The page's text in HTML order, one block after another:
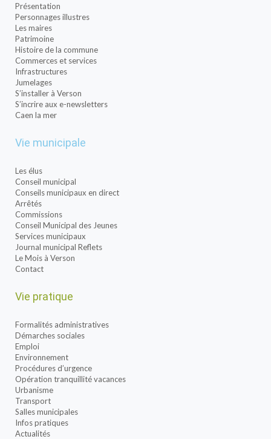
Présentation
Personnages illustres
Les maires
Patrimoine
Histoire de la commune
Commerces et services
Infrastructures
Jumelages
S’installer à Verson
S’incrire aux e-newsletters
Caen la mer
Vie municipale
Les élus
Conseil municipal
Conseils municipaux en direct
Arrêtés
Commissions
Conseil Municipal des Jeunes
Services municipaux
Journal municipal Reflets
Le Mois à Verson
Contact
Vie pratique
Formalités administratives
Démarches sociales
Emploi
Environnement
Procédures d’urgence
Opération tranquillité vacances
Urbanisme
Transport
Salles municipales
Infos pratiques
Actualités